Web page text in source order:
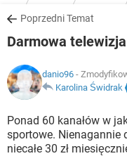
SPOTIFY
INSTAGRAM
WINDOWS 10
PlayStation
INSTAGRAM
WINDOWS 10
DO POBRANIA
ANDROID
GRY
IOS
INSTAGRAM
WINDOWS 10
COVID-19
GRY
SPOTIFY
INSTAGRAM
ARTYKUŁY
COVID-19
GRY
Poprzedni Temat
Darmowa
danio96 -
Karolina Świdrak
Ponad 60 kanałów w
sportowe. Nienagannie
niecałe 30 zł